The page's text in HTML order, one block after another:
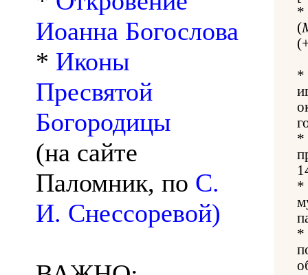
Иоанна Богослова
* Иконы
Пресвятой
Богородицы
(на сайте
Паломник, по С.
И. Снессоревой)
*
(
*
*
*
*